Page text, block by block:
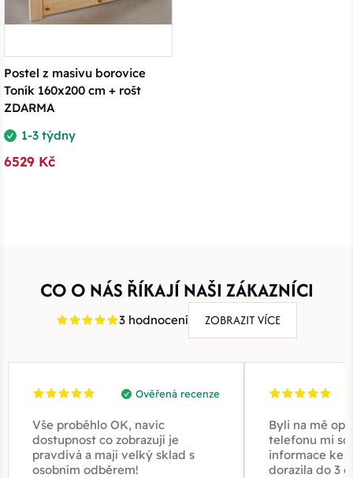
Postel z masivu borovice
Toník 160x200 cm + rošt
ZDARMA
1-3 týdny
6529 Kč
CO O NÁS ŘÍKAJÍ NAŠI ZÁKAZNÍCI
3 hodnocení ZOBRAZIT VÍCE
Ověřená recenze
Vše proběhlo OK, navíc
dostupnost co zobrazují je
pravdivá a mají velký sklad s
osobním odběrem!
Byli na mě
telefonu mi
informace ke
dorazila do 3